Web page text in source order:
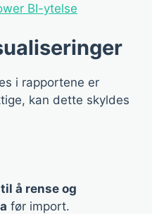
BI-ytelse
i rapportene er
kan dette skyldes
å rense og
før import.